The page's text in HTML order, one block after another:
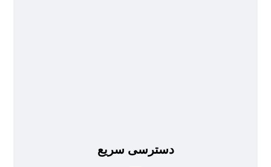
دسترسی سریع